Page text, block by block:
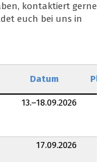
kontaktiert gerne
euch bei uns in
Datum
13.–18.09.2026
17.09.2026